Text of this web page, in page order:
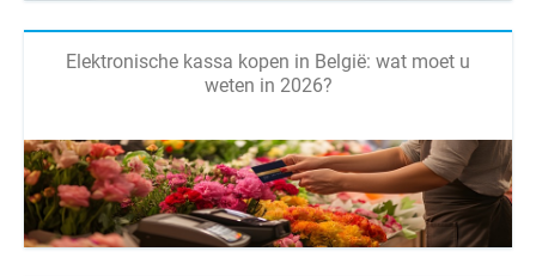
Elektronische kassa kopen in België: wat moet u
weten in 2026?